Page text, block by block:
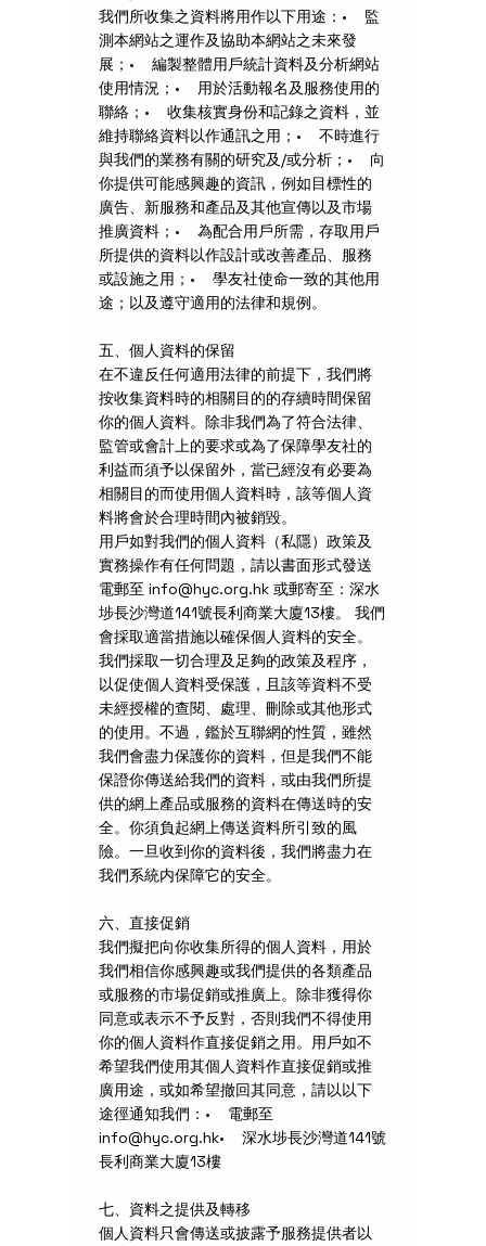
我們所收集之資料將用作以下用途：• 監
測本網站之運作及協助本網站之未來發
展；• 編製整體用戶統計資料及分析網站
使用情況；• 用於活動報名及服務使用的
聯絡；• 收集核實身份和記錄之資料，並
維持聯絡資料以作通訊之用；• 不時進行
與我們的業務有關的研究及/或分析；• 向
你提供可能感興趣的資訊，例如目標性的
廣告、新服務和產品及其他宣傳以及市場
推廣資料；• 為配合用戶所需，存取用戶
所提供的資料以作設計或改善產品、服務
或設施之用；• 學友社使命一致的其他用
途；以及遵守適用的法律和規例。
五、個人資料的保留
在不違反任何適用法律的前提下，我們將
按收集資料時的相關目的的存續時間保留
你的個人資料。除非我們為了符合法律、
監管或會計上的要求或為了保障學友社的
利益而須予以保留外，當已經沒有必要為
相關目的而使用個人資料時，該等個人資
料將會於合理時間內被銷毀。
用戶如對我們的個人資料（私隱）政策及
實務操作有任何問題，請以書面形式發送
電郵至 info@hyc.org.hk 或郵寄至：深水
埗長沙灣道141號長利商業大廈13樓。 我們
會採取適當措施以確保個人資料的安全。
我們採取一切合理及足夠的政策及程序，
以促使個人資料受保護，且該等資料不受
未經授權的查閱、處理、刪除或其他形式
的使用。不過，鑑於互聯網的性質，雖然
我們會盡力保護你的資料，但是我們不能
保證你傳送給我們的資料，或由我們所提
供的網上產品或服務的資料在傳送時的安
全。你須負起網上傳送資料所引致的風
險。一旦收到你的資料後，我們將盡力在
我們系統内保障它的安全。
六、直接促銷
我們擬把向你收集所得的個人資料，用於
我們相信你感興趣或我們提供的各類產品
或服務的市場促銷或推廣上。除非獲得你
同意或表示不予反對，否則我們不得使用
你的個人資料作直接促銷之用。用戶如不
希望我們使用其個人資料作直接促銷或推
廣用途，或如希望撤回其同意，請以以下
途徑通知我們：• 電郵至
info@hyc.org.hk• 深水埗長沙灣道141號
長利商業大廈13樓
七、資料之提供及轉移
個人資料只會傳送或披露予服務提供者以